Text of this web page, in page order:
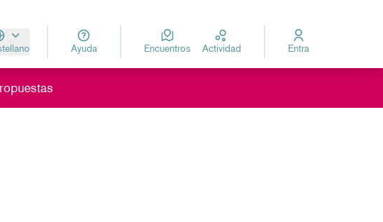
hizkuntzaElegir el idioma
Ayuda Encuentros Actividad Entra
usuario